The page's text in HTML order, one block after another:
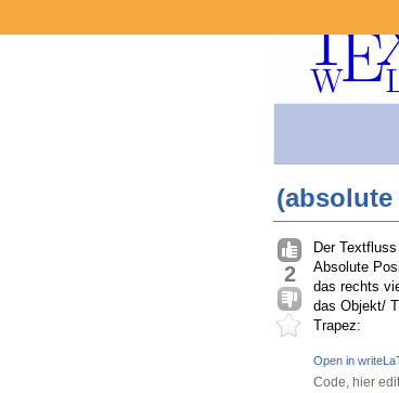
2
Der
Absolute
das rechts
das Objekt/
Trapez:
Open in
Code, hier